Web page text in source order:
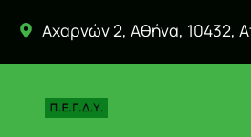
Αχαρνών 2, Αθήνα, 10432,